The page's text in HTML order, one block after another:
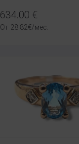
634.00 €
От 28.82€/мес.